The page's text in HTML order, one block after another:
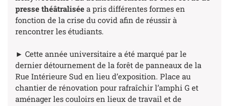
presse théâtralisée a pris différentes formes en
fonction de la crise du covid afin de réussir à
rencontrer les étudiants.
► Cette année universitaire a été marqué par le
dernier détournement de la forêt de panneaux de la
Rue Intérieure Sud en lieu d’exposition. Place au
chantier de rénovation pour rafraîchir l’amphi G et
aménager les couloirs en lieux de travail et de